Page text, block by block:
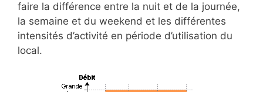
faire la différence entre la nuit et de la journée,
la semaine et du weekend et les différentes
intensités d’activité en période d’utilisation du
local.